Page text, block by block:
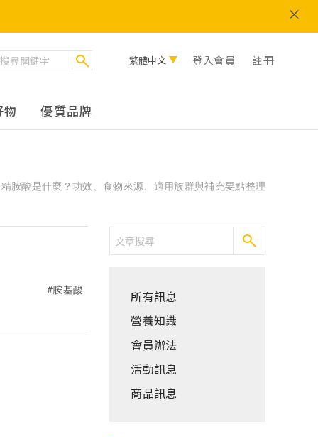
優質品牌
繁體中文 登入會員 註冊
精胺酸是什麼？功效、食物來源、適用族群與補充要點整理
所有訊息
營養知識
會員辦法
活動訊息
商品訊息
#胺基酸